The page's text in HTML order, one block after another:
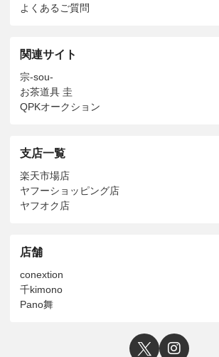
よくあるご質問
関連サイト
宗-sou-
お茶道具 圭
QPKオークション
支店一覧
楽天市場店
ヤフーショッピング店
ヤフオク店
店舗
conextion
千kimono
Pano舞